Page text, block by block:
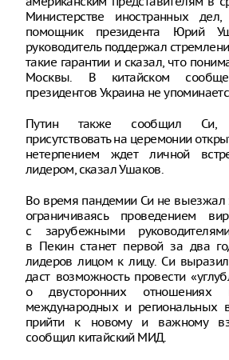
Министерстве иностранных
помощник президента Юрий
руководитель поддержал
такие гарантии и сказал, что
Москвы. В китайском
президентов Украина не
Путин также сообщил Си,
присутствовать на церемонии
нетерпением ждет личной
лидером, сказал Ушаков.
Во время пандемии Си не выезжал
ограничиваясь проведением
с зарубежными
в Пекин станет первой за два
лидеров лицом к лицу. Си
даст возможность провести
о двусторонних
международных и региональных
прийти к новому и важному
сообщил китайский МИД.